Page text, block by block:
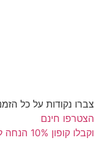
צברו נקודות על כל
הצטרפו חינם
וקבלו קופון 10% הנחה לרכישה ראשונה